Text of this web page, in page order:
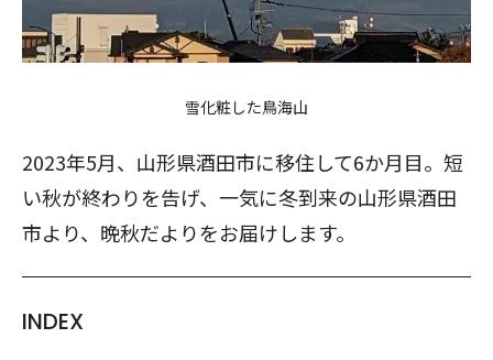
雪化粧した鳥海山
2023年5月、山形県酒田市に移住して6か月目。短
い秋が終わりを告げ、一気に冬到来の山形県酒田
市より、晩秋だよりをお届けします。
INDEX